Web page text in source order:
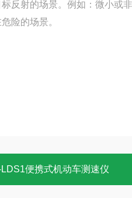
反射的场景。例如：微小或
险的场景。
便携式机动车测速仪